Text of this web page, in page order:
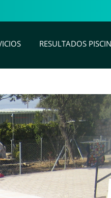
RESULTADOS